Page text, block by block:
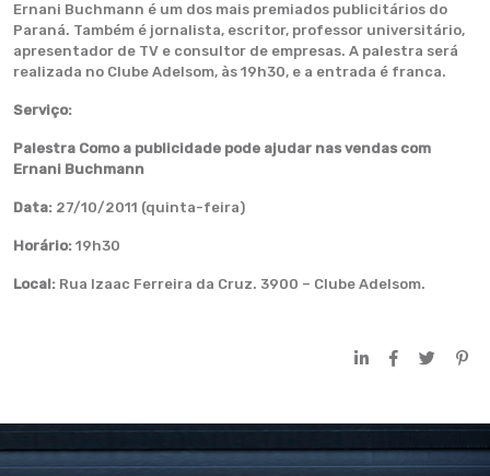
Ernani Buchmann é um dos mais premiados publicitários do
Paraná. Também é jornalista, escritor, professor universitário,
apresentador de TV e consultor de empresas. A palestra será
realizada no Clube Adelsom, às 19h30, e a entrada é franca.
Serviço:
Palestra Como a publicidade pode ajudar nas vendas com
Ernani Buchmann
Data: 27/10/2011 (quinta-feira)
Horário: 19h30
Local: Rua Izaac Ferreira da Cruz. 3900 – Clube Adelsom.